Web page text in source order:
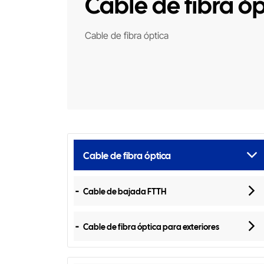
Cable de fibra óptica
Cable de fibra óptica
Cable de bajada FTTH
Cable de fibra óptica para exteriores